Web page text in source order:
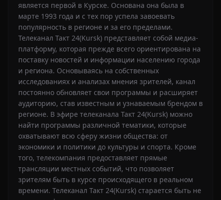
является первой в Курске. Основана она была в
марте 1993 года и с тех пор успела завоевать
популярность в регионе и за его пределами.
Телеканал Такт 24(Kursk) представляет собой медиа-
платформу, которая прежде всего ориентирована на
поставку новостей и информации населению города
и региона. Основываясь на собственных
исследованиях и анализах мнения зрителей, канал
постоянно обновляет свои программы и расширяет
аудиторию, став известным и узнаваемым брендом в
регионе. В эфире телеканала Такт 24(Kursk) можно
найти программы различной тематики, которые
охватывают всю сферу жизни общества: от
экономики и политики до культуры и спорта. Кроме
того, телекомпания предоставляет прямые
трансляции местных событий, что позволяет
зрителям быть в курсе происходящего в реальном
времени. Телеканал Такт 24(Kursk) старается быть не